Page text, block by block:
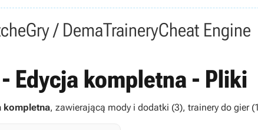
Gry / DemaTraineryCheat Engine
Edycja kompletna - Pliki
kompletna, zawierającą mody i dodatki (3), trainery do gier